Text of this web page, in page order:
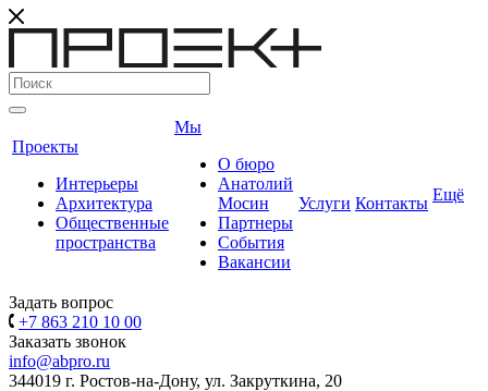
Проекты
Интерьеры
Архитектура
Общественные
пространства
Мы
О бюро
Анатолий
Мосин
Партнеры
События
Вакансии
Услуги Контакты Ещё
Задать вопрос
+7 863 210 10 00
Заказать звонок
info@abpro.ru
344019 г. Ростов-на-Дону, ул. Закруткина, 20